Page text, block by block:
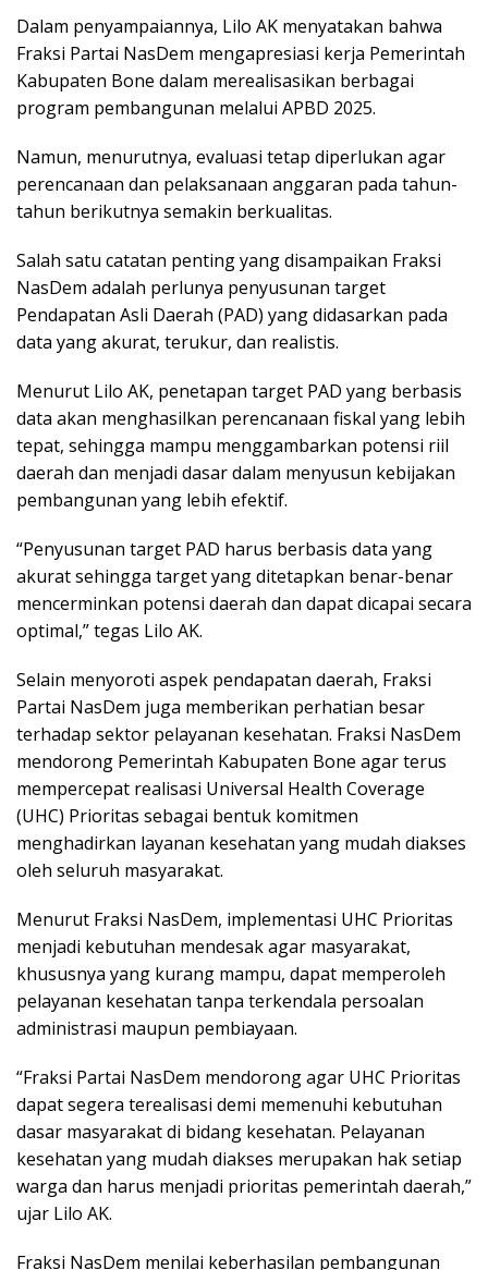
Dalam penyampaiannya, Lilo AK menyatakan bahwa
Fraksi Partai NasDem mengapresiasi kerja Pemerintah
Kabupaten Bone dalam merealisasikan berbagai
program pembangunan melalui APBD 2025.
Namun, menurutnya, evaluasi tetap diperlukan agar
perencanaan dan pelaksanaan anggaran pada tahun-
tahun berikutnya semakin berkualitas.
Salah satu catatan penting yang disampaikan Fraksi
NasDem adalah perlunya penyusunan target
Pendapatan Asli Daerah (PAD) yang didasarkan pada
data yang akurat, terukur, dan realistis.
Menurut Lilo AK, penetapan target PAD yang berbasis
data akan menghasilkan perencanaan fiskal yang lebih
tepat, sehingga mampu menggambarkan potensi riil
daerah dan menjadi dasar dalam menyusun kebijakan
pembangunan yang lebih efektif.
“Penyusunan target PAD harus berbasis data yang
akurat sehingga target yang ditetapkan benar-benar
mencerminkan potensi daerah dan dapat dicapai secara
optimal,” tegas Lilo AK.
Selain menyoroti aspek pendapatan daerah, Fraksi
Partai NasDem juga memberikan perhatian besar
terhadap sektor pelayanan kesehatan. Fraksi NasDem
mendorong Pemerintah Kabupaten Bone agar terus
mempercepat realisasi Universal Health Coverage
(UHC) Prioritas sebagai bentuk komitmen
menghadirkan layanan kesehatan yang mudah diakses
oleh seluruh masyarakat.
Menurut Fraksi NasDem, implementasi UHC Prioritas
menjadi kebutuhan mendesak agar masyarakat,
khususnya yang kurang mampu, dapat memperoleh
pelayanan kesehatan tanpa terkendala persoalan
administrasi maupun pembiayaan.
“Fraksi Partai NasDem mendorong agar UHC Prioritas
dapat segera terealisasi demi memenuhi kebutuhan
dasar masyarakat di bidang kesehatan. Pelayanan
kesehatan yang mudah diakses merupakan hak setiap
warga dan harus menjadi prioritas pemerintah daerah,”
ujar Lilo AK.
Fraksi NasDem menilai keberhasilan pembangunan